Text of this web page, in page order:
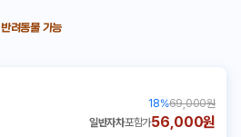
반려동물 가능
18%69,000원
일반자차포함가56,000원